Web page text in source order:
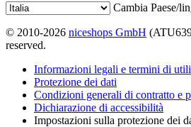
Cambia Paese/
© 2010-2026 niceshops GmbH
reserved.
Informazioni legali e termini di
Protezione dei dati
Condizioni generali di contratto e
Dichiarazione di accessibilità
Impostazioni sulla protezione dei